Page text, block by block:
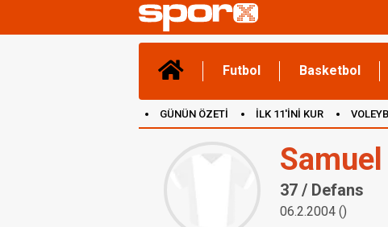
Futbol Basketbol
GÜNÜN ÖZETİ İLK 11'İNİ KUR
37 / Defans
06.2.2004 ()